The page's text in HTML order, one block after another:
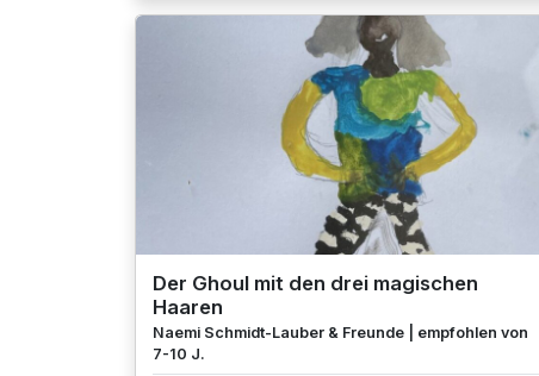
Der Ghoul mit den drei magischen
Haaren
Naemi Schmidt-Lauber & Freunde | empfohlen von
7-10 J.